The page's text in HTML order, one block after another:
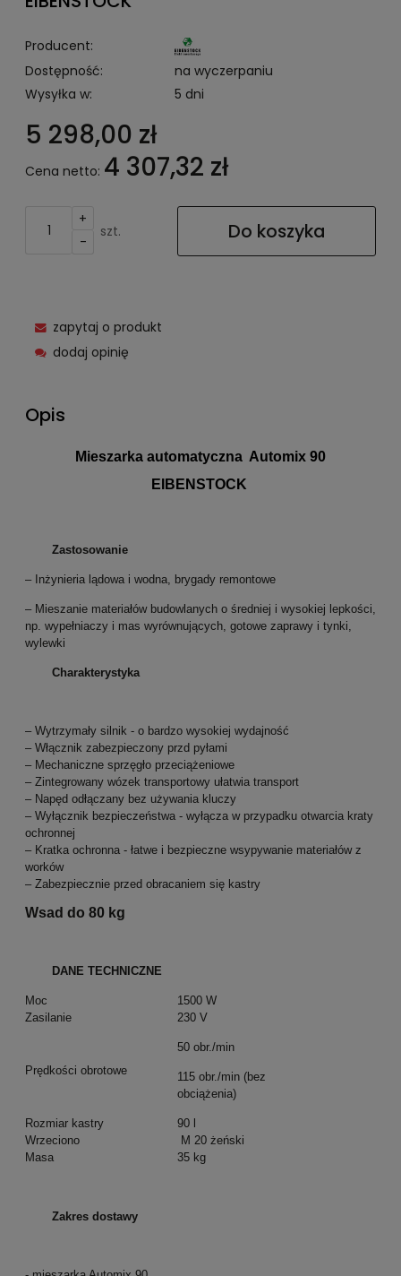
Producent:
Dostępność:
na wyczerpaniu
Wysyłka w:
5 dni
5 298,00 zł
Cena netto: 4 307,32 zł
+
-
szt. Do koszyka
zapytaj o produkt
dodaj opinię
Opis
Mieszarka automatyczna Automix 90
EIBENSTOCK
Zastosowanie
– Inżynieria lądowa i wodna, brygady remontowe
– Mieszanie materiałów budowlanych o średniej i wysokiej lepkości,
np. wypełniaczy i mas wyrównujących, gotowe zaprawy i tynki,
wylewki
Charakterystyka
– Wytrzymały silnik - o bardzo wysokiej wydajność
– Włącznik zabezpieczony przd pyłami
– Mechaniczne sprzęgło przeciążeniowe
– Zintegrowany wózek transportowy ułatwia transport
– Napęd odłączany bez używania kluczy
– Wyłącznik bezpieczeństwa - wyłącza w przypadku otwarcia kraty
ochronnej
– Kratka ochronna - łatwe i bezpieczne wsypywanie materiałów z
worków
– Zabezpiecznie przed obracaniem się kastry
Wsad do 80 kg
DANE TECHNICZNE
Moc
1500 W
Zasilanie
230 V
Prędkości obrotowe
50 obr./min
115 obr./min (bez
obciążenia)
Rozmiar kastry
90 l
Wrzeciono
M 20 żeński
Masa
35 kg
Zakres dostawy